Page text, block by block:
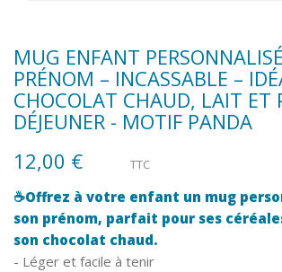
MUG ENFANT
PRÉNOM – INCASSABLE –
CHOCOLAT CHAUD, LAIT ET
DÉJEUNER - MOTIF PANDA
12,00 €
TTC
☕Offrez à votre enfant un mug
son prénom, parfait pour ses
son chocolat chaud.
- Léger et facile à tenir